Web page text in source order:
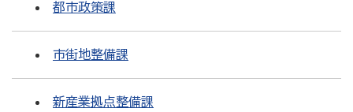
都市政策課
市街地整備課
新産業拠点整備課